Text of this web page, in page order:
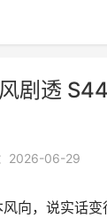
剧透
2026-06-29
向，说实话变